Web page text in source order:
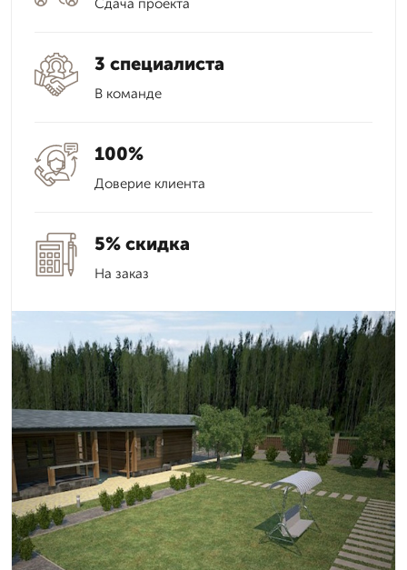
Сдача проекта
3 специалиста
В команде
100%
Доверие клиента
5% скидка
На заказ